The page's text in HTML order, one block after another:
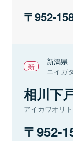
952-
新潟県
ニイガ
相川下
アイカワオリ
952-